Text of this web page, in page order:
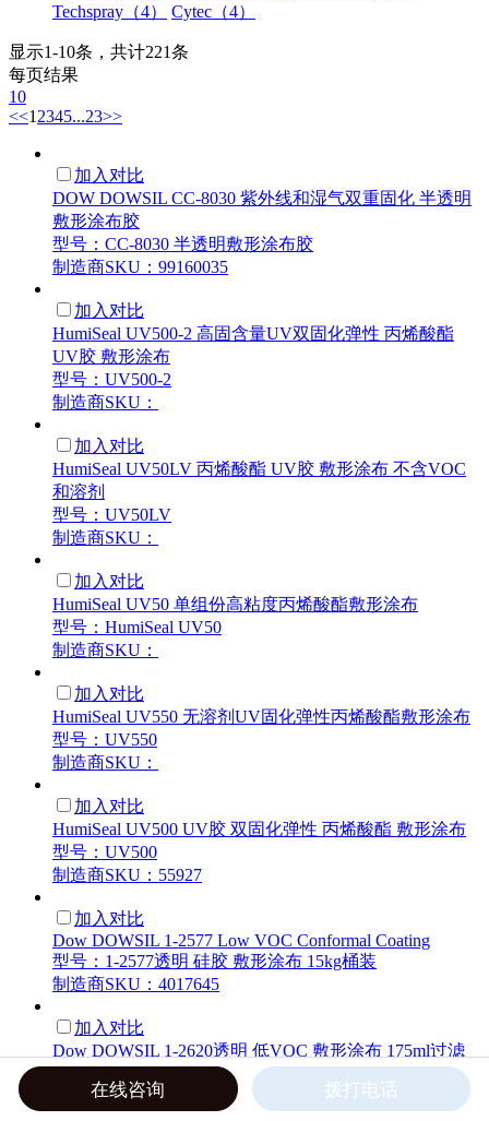
Techspray（4）
Cytec（4）
显示1-10条，共计221条
每页结果
10
<<1 2345...23>>
加入对比
DOW DOWSIL CC-8030 紫外线和湿气双重固化 半透明
敷形涂布胶
型号：CC-8030 半透明敷形涂布胶
制造商SKU：99160035
加入对比
HumiSeal UV500-2 高固含量UV双固化弹性 丙烯酸酯
UV胶 敷形涂布
型号：UV500-2
制造商SKU：
加入对比
HumiSeal UV50LV 丙烯酸酯 UV胶 敷形涂布 不含VOC
和溶剂
型号：UV50LV
制造商SKU：
加入对比
HumiSeal UV50 单组份高粘度丙烯酸酯敷形涂布
型号：HumiSeal UV50
制造商SKU：
加入对比
HumiSeal UV550 无溶剂UV固化弹性丙烯酸酯敷形涂布
型号：UV550
制造商SKU：
加入对比
HumiSeal UV500 UV胶 双固化弹性 丙烯酸酯 敷形涂布
型号：UV500
制造商SKU：55927
加入对比
Dow DOWSIL 1-2577 Low VOC Conformal Coating
型号：1-2577透明 硅胶 敷形涂布 15kg桶装
制造商SKU：4017645
加入对比
Dow DOWSIL 1-2620透明 低VOC 敷形涂布 175ml过滤
型号：1-2620 LOW VOC 175ML CART
在线咨询 拨打电话